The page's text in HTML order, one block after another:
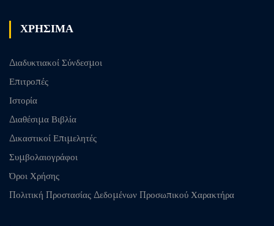
ΧΡΗΣΙΜΑ
Διαδυκτιακοί Σύνδεσμοι
Επιτροπές
Ιστορία
Διαθέσιμα Βιβλία
Δικαστικοί Επιμελητές
Συμβολαιογράφοι
Όροι Χρήσης
Πολιτική Προστασίας Δεδομένων Προσωπικού Χαρακτήρα